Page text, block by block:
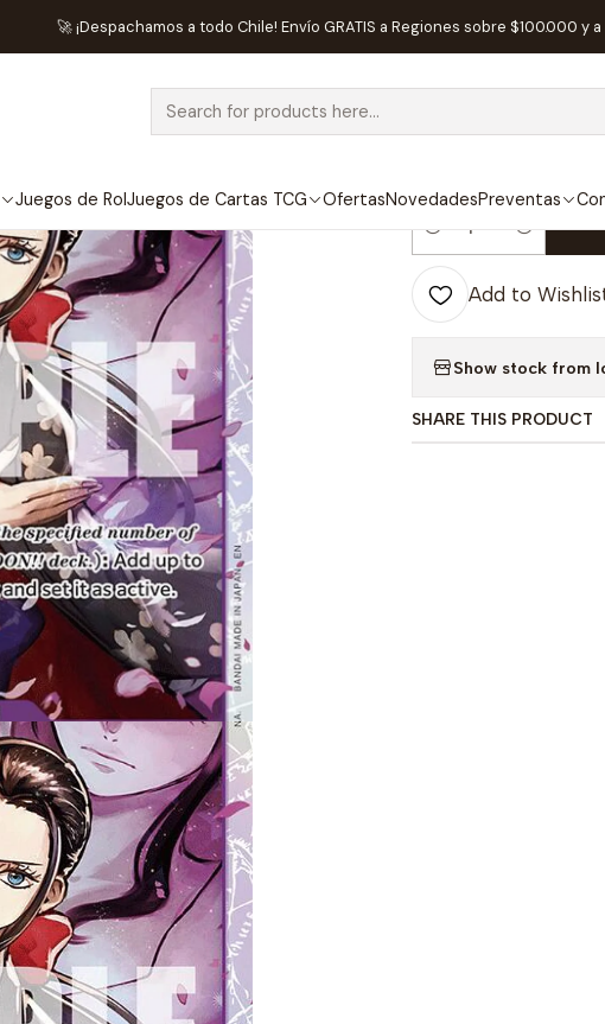
Juegos de RolJuegos de Cartas TCG OfertasNovedadesPreventas
🚀 ¡Despachamos a todo Chile! Envío GRATIS a Regiones sobre $100.000 y
de Cartas TCG One Piece Cartas One Piece Nico Robin - Starter Deck 26:
Nico Robin
Quantity
Add to
Show stock from
SHARE THIS PRODUCT